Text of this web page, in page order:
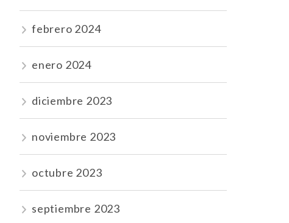
febrero 2024
enero 2024
diciembre 2023
noviembre 2023
octubre 2023
septiembre 2023